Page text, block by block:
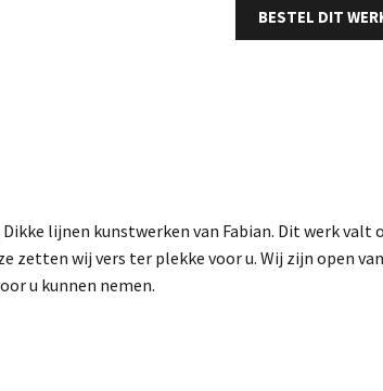
BESTEL DIT
lijnen kunstwerken van Fabian. Dit werk valt
zetten wij vers ter plekke voor u. Wij zijn open van
u kunnen nemen.